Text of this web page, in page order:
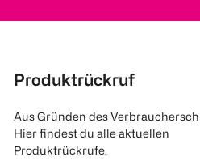
Produktrückruf
Aus Gründen des
Hier findest du alle aktuellen
Produktrückrufe.